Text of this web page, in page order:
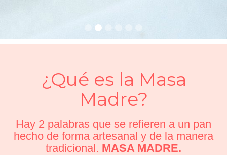
¿Qué es la Masa
Madre?
Hay 2 palabras que se refieren a un pan
hecho de forma artesanal y de la manera
tradicional. MASA MADRE.